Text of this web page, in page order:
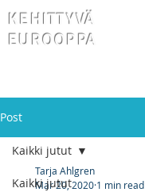
KEHITTYVÄ
EUROOPPA
Post
Kaikki jutut
Kaikki jutut
Tarja Ahlgren
Mar 20, 2020 1 min read